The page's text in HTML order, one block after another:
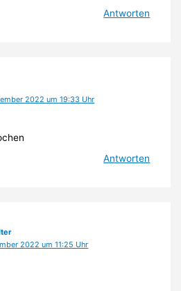
Antworten
2022 um 19:33 Uhr
Antworten
2022 um 11:25 Uhr